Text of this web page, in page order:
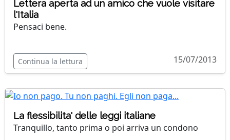
Lettera aperta ad un amico che vuole visitare
l'Italia
Pensaci bene.
Continua la lettura 15/07/2013
La flessibilita' delle leggi italiane
Tranquillo, tanto prima o poi arriva un condono